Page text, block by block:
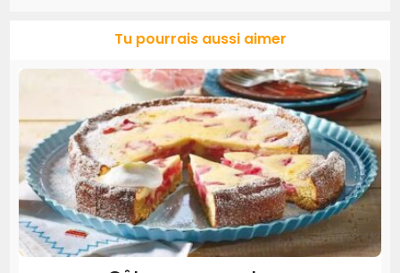
Tu pourrais aussi aimer